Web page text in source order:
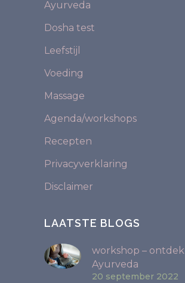
Ayurveda
Dosha test
Leefstijl
Voeding
Massage
Agenda/workshops
Recepten
Privacyverklaring
Disclaimer
LAATSTE BLOGS
workshop – ontdek
Ayurveda
20 september 2022